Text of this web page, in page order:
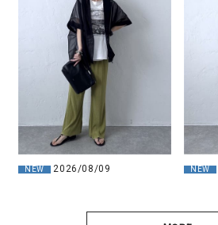
NEW 2026/08/09 NEW